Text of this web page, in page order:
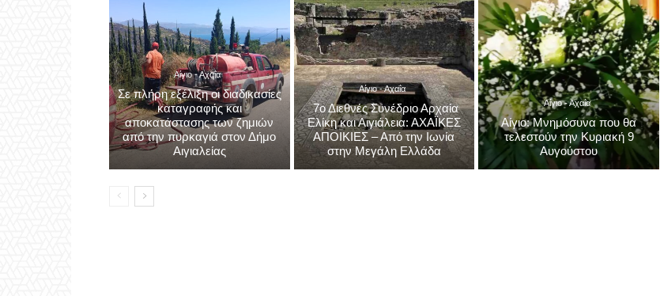
Αίγιο - Αχαΐα
Σε πλήρη εξέλιξη οι διαδικασίες
καταγραφής και
αποκατάστασης των ζημιών
από την πυρκαγιά στον Δήμο
Αιγιαλείας
Αίγιο - Αχαΐα
7ο Διεθνές Συνέδριο Αρχαία
Ελίκη και Αιγιάλεια: ΑΧΑΪΚΕΣ
ΑΠΟΙΚΙΕΣ – Από την Ιωνία
στην Μεγάλη Ελλάδα
Αίγιο - Αχαΐα
Αίγιο: Μνημόσυνα που θα
τελεστούν την Κυριακή 9
Αυγούστου